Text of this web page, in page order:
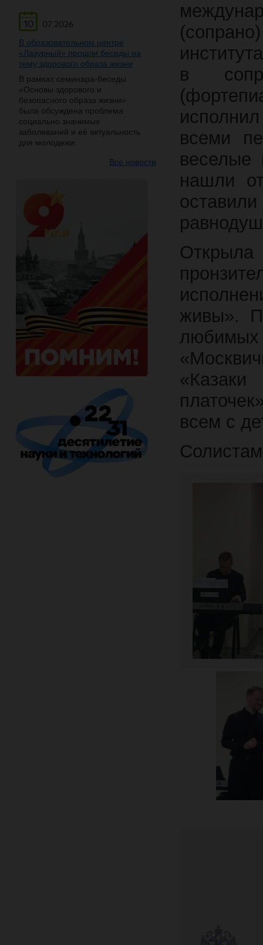
10
07.2026
В образовательном центре
«Лазурный» прошли беседы на
тему здорового образа жизни
В рамках семинара-беседы
«Основы здорового и
безопасного образа жизни»
была обсуждена проблема
социально значимых
заболеваний и её актуальность
для молодежи.
Все новости
в
всеми
нашли
живы».
всем с